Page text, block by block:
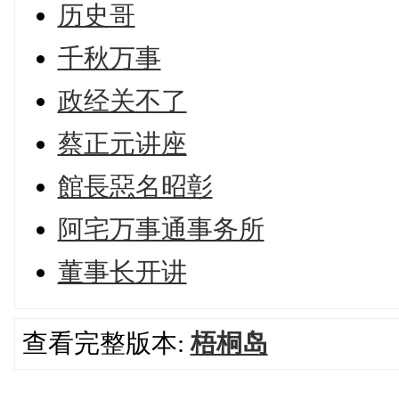
历史哥
千秋万事
政经关不了
蔡正元讲座
館長惡名昭彰
阿宅万事通事务所
董事长开讲
查看完整版本:梧桐岛